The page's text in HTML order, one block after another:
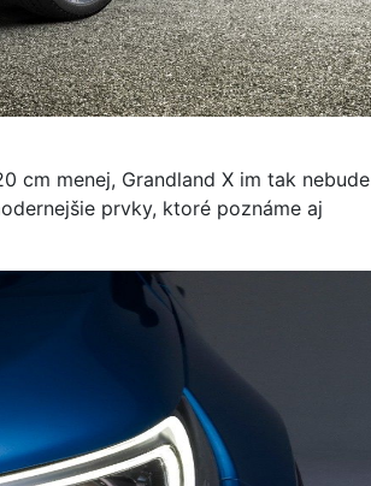
cm menej, Grandland X im tak nebude
prvky, ktoré poznáme aj